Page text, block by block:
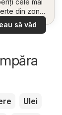
cele mai
din zona
să văd
Ulei